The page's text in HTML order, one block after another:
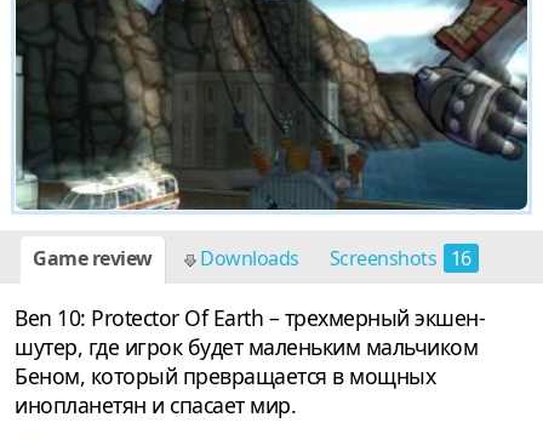
Game review Downloads Screenshots 16
Ben 10: Protector Of Earth – трехмерный экшен-
шутер, где игрок будет маленьким мальчиком
Беном, который превращается в мощных
инопланетян и спасает мир.